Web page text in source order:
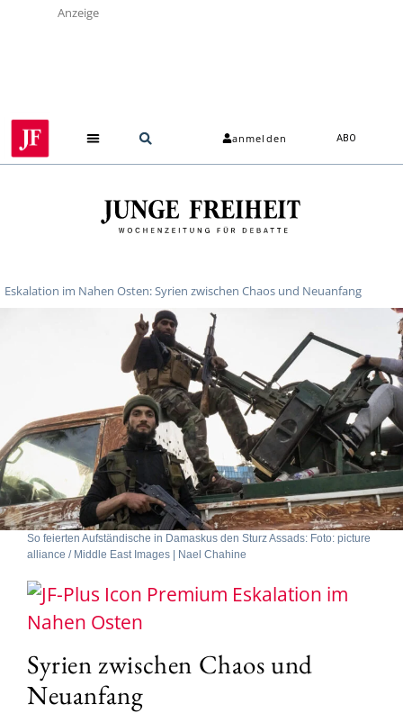
Anzeige
anmelden ABO
Eskalation im Nahen Osten: Syrien zwischen Chaos und Neuanfang
So feierten Aufständische in Damaskus den Sturz Assads: Foto: picture
alliance / Middle East Images | Nael Chahine
Eskalation im
Nahen Osten
Syrien zwischen Chaos und
Neuanfang